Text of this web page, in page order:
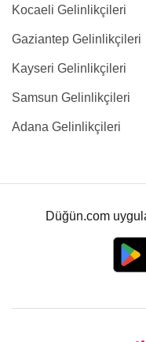
Kocaeli Gelinlikçileri
Gaziantep Gelinlikçileri
Kayseri Gelinlikçileri
Samsun Gelinlikçileri
Adana Gelinlikçileri
Düğün.com